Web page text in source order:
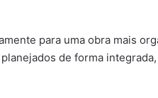
para uma obra mais
de forma